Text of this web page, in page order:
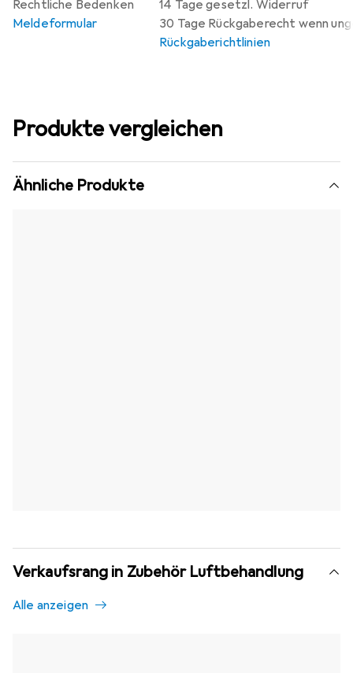
14 Tage gesetzl. Widerruf
30 Tage Rückgaberecht wenn
Rückgaberichtlinien
Rechtliche Bedenken
Meldeformular
Produkte vergleichen
Ähnliche Produkte
Verkaufsrang in Zubehör Luftbehandlung
Alle anzeigen